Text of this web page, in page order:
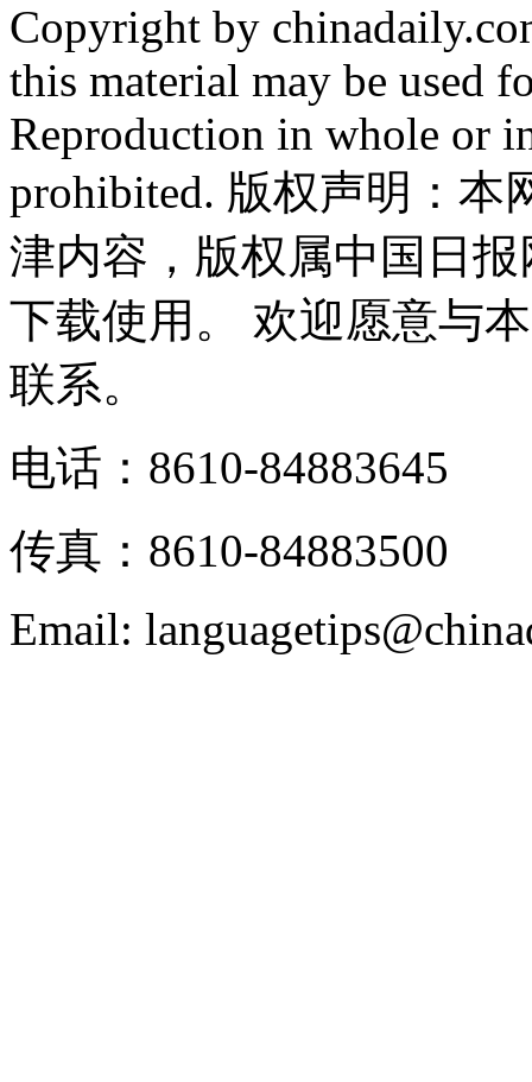
Copyright by
this material may be used
Reproduction in whole or
prohibited. 版权声明：
津内容，版权属中国日
下载使用。 欢迎愿意与
联系。
电话：8610-84883645
传真：8610-84883500
Email: